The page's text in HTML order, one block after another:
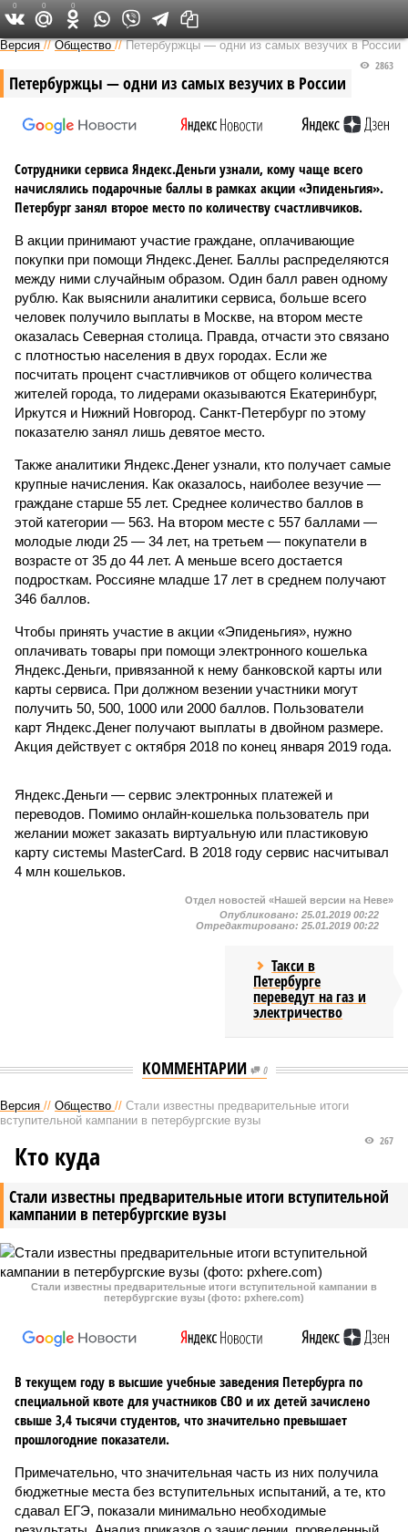
Версия на Неве
Версия //Общество //Петербуржцы — одни из самых везучих в России
Петербуржцы — одни из самых везучих в России
2863
Сотрудники сервиса Яндекс.Деньги узнали, кому чаще всего
начислялись подарочные баллы в рамках акции «Эпиденьгия».
Петербург занял второе место по количеству счастливчиков.
В акции принимают участие граждане, оплачивающие
покупки при помощи Яндекс.Денег. Баллы распределяются
между ними случайным образом. Один балл равен одному
рублю. Как выяснили аналитики сервиса, больше всего
человек получило выплаты в Москве, на втором месте
оказалась Северная столица. Правда, отчасти это связано
с плотностью населения в двух городах. Если же
посчитать процент счастливчиков от общего количества
жителей города, то лидерами оказываются Екатеринбург,
Иркутся и Нижний Новгород. Санкт-Петербург по этому
показателю занял лишь девятое место.
Также аналитики Яндекс.Денег узнали, кто получает самые
крупные начисления. Как оказалось, наиболее везучие —
граждане старше 55 лет. Среднее количество баллов в
этой категории — 563. На втором месте с 557 баллами —
молодые люди 25 — 34 лет, на третьем — покупатели в
возрасте от 35 до 44 лет. А меньше всего достается
подросткам. Россияне младше 17 лет в среднем получают
346 баллов.
Чтобы принять участие в акции «Эпиденьгия», нужно
оплачивать товары при помощи электронного кошелька
Яндекс.Деньги, привязанной к нему банковской карты или
карты сервиса. При должном везении участники могут
получить 50, 500, 1000 или 2000 баллов. Пользователи
карт Яндекс.Денег получают выплаты в двойном размере.
Акция действует с октября 2018 по конец января 2019 года.
Яндекс.Деньги — сервис электронных платежей и
переводов. Помимо онлайн-кошелька пользователь при
желании может заказать виртуальную или пластиковую
карту системы MasterCard. В 2018 году сервис насчитывал
4 млн кошельков.
0 0 0
Отдел новостей «Нашей версии на Неве»
Опубликовано: 25.01.2019 00:22
Отредактировано: 25.01.2019 00:22
Такси в
Петербурге
переведут на газ и
электричество
КОММЕНТАРИИ 0
Версия // Общество // Стали известны предварительные итоги
вступительной кампании в петербургские вузы
Стали известны предварительные итоги вступительной
кампании в петербургские вузы
267
Кто куда
Стали известны предварительные итоги вступительной кампании в
петербургские вузы (фото: pxhere.com)
В текущем году в высшие учебные заведения Петербурга по
специальной квоте для участников СВО и их детей зачислено
свыше 3,4 тысячи студентов, что значительно превышает
прошлогодние показатели.
Примечательно, что значительная часть из них получила
бюджетные места без вступительных испытаний, а те, кто
сдавал ЕГЭ, показали минимально необходимые